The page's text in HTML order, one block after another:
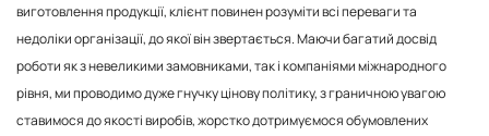
виготовлення продукції, клієнт повинен розуміти всі переваги та
недоліки організації, до якої він звертається. Маючи багатий досвід
роботи як з невеликими замовниками, так і компаніями міжнародного
рівня, ми проводимо дуже гнучку цінову політику, з граничною увагою
ставимося до якості виробів, жорстко дотримуємося обумовлених